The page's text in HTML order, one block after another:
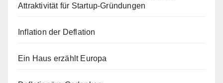
Attraktivität für Startup-Gründungen
Inflation der Deflation
Ein Haus erzählt Europa